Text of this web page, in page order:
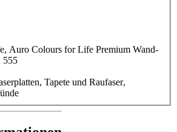
, Auro Colours for Life Premium Wand-
555
, Tapete und Raufaser,